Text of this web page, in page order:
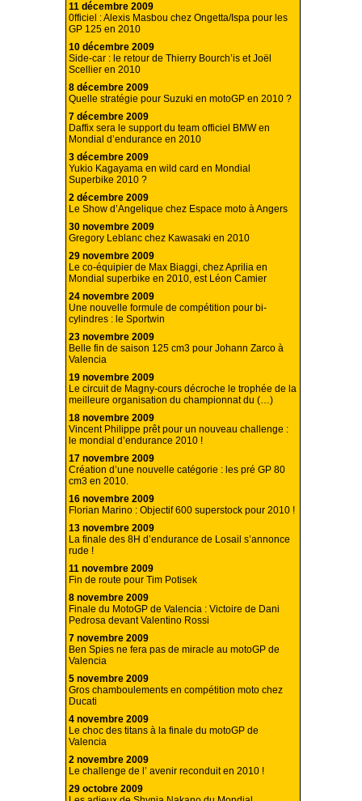
11 décembre 2009
0fficiel : Alexis Masbou chez Ongetta/Ispa pour les
GP 125 en 2010
10 décembre 2009
Side-car : le retour de Thierry Bourch’is et Joël
Scellier en 2010
8 décembre 2009
Quelle stratégie pour Suzuki en motoGP en 2010 ?
7 décembre 2009
Daffix sera le support du team officiel BMW en
Mondial d’endurance en 2010
3 décembre 2009
Yukio Kagayama en wild card en Mondial
Superbike 2010 ?
2 décembre 2009
Le Show d’Angelique chez Espace moto à Angers
30 novembre 2009
Gregory Leblanc chez Kawasaki en 2010
29 novembre 2009
Le co-équipier de Max Biaggi, chez Aprilia en
Mondial superbike en 2010, est Léon Camier
24 novembre 2009
Une nouvelle formule de compétition pour bi-
cylindres : le Sportwin
23 novembre 2009
Belle fin de saison 125 cm3 pour Johann Zarco à
Valencia
19 novembre 2009
Le circuit de Magny-cours décroche le trophée de la
meilleure organisation du championnat du (…)
18 novembre 2009
Vincent Philippe prêt pour un nouveau challenge :
le mondial d’endurance 2010 !
17 novembre 2009
Création d’une nouvelle catégorie : les pré GP 80
cm3 en 2010.
16 novembre 2009
Florian Marino : Objectif 600 superstock pour 2010 !
13 novembre 2009
La finale des 8H d’endurance de Losail s’annonce
rude !
11 novembre 2009
Fin de route pour Tim Potisek
8 novembre 2009
Finale du MotoGP de Valencia : Victoire de Dani
Pedrosa devant Valentino Rossi
7 novembre 2009
Ben Spies ne fera pas de miracle au motoGP de
Valencia
5 novembre 2009
Gros chamboulements en compétition moto chez
Ducati
4 novembre 2009
Le choc des titans à la finale du motoGP de
Valencia
2 novembre 2009
Le challenge de l’ avenir reconduit en 2010 !
29 octobre 2009